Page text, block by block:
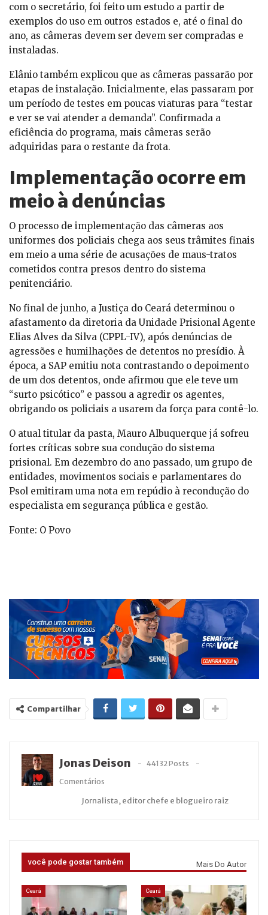
com o secretário, foi feito um estudo a partir de
exemplos do uso em outros estados e, até o final do
ano, as câmeras devem ser devem ser compradas e
instaladas.
Elânio também explicou que as câmeras passarão por
etapas de instalação. Inicialmente, elas passaram por
um período de testes em poucas viaturas para “testar
e ver se vai atender a demanda”. Confirmada a
eficiência do programa, mais câmeras serão
adquiridas para o restante da frota.
Implementação ocorre em
meio à denúncias
O processo de implementação das câmeras aos
uniformes dos policiais chega aos seus trâmites finais
em meio a uma série de acusações de maus-tratos
cometidos contra presos dentro do sistema
penitenciário.
No final de junho, a Justiça do Ceará determinou o
afastamento da diretoria da Unidade Prisional Agente
Elias Alves da Silva (CPPL-IV), após denúncias de
agressões e humilhações de detentos no presídio. À
época, a SAP emitiu nota contrastando o depoimento
de um dos detentos, onde afirmou que ele teve um
“surto psicótico” e passou a agredir os agentes,
obrigando os policiais a usarem da força para contê-lo.
O atual titular da pasta, Mauro Albuquerque já sofreu
fortes críticas sobre sua condução do sistema
prisional. Em dezembro do ano passado, um grupo de
entidades, movimentos sociais e parlamentares do
Psol emitiram uma nota em repúdio à recondução do
especialista em segurança pública e gestão.
Fonte: O Povo
Compartilhar
Jonas Deison
44132 Posts
Comentários
Jornalista, editor chefe e blogueiro raiz
você pode gostar também Mais Do Autor
Ceará Ceará